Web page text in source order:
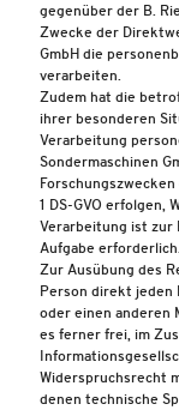
gegenüber der B.
Zwecke der
GmbH die
verarbeiten.
Zudem hat die
ihrer besonderen
Verarbeitung
Sondermaschinen
1 DS-GVO erfolgen,
Verarbeitung ist zur
Aufgabe
Zur Ausübung des
Person direkt jeden
oder einen anderen
es ferner frei, im
Widerspruchsrecht
denen technische